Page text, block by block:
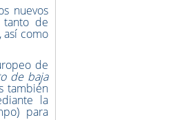
nuevos
tanto de
como
de
de baja
también
la
para